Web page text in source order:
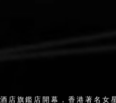
旗鑑店開幕，香港著名女